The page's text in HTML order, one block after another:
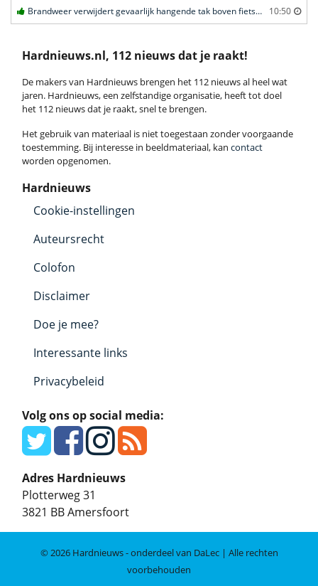
Brandweer verwijdert gevaarlijk hangende tak boven fietspad in Barneveld 10:50
Hardnieuws.nl, 112 nieuws dat je raakt!
De makers van Hardnieuws brengen het 112 nieuws al heel wat
jaren. Hardnieuws, een zelfstandige organisatie, heeft tot doel
het 112 nieuws dat je raakt, snel te brengen.
Het gebruik van materiaal is niet toegestaan zonder voorgaande
toestemming. Bij interesse in beeldmateriaal, kan contact
worden opgenomen.
Hardnieuws
Cookie-instellingen
Auteursrecht
Colofon
Disclaimer
Doe je mee?
Interessante links
Privacybeleid
Volg ons op social media:
Adres Hardnieuws
Plotterweg 31
3821 BBAmersfoort
© 2026 Hardnieuws - onderdeel van DaLec | Alle rechten
voorbehouden